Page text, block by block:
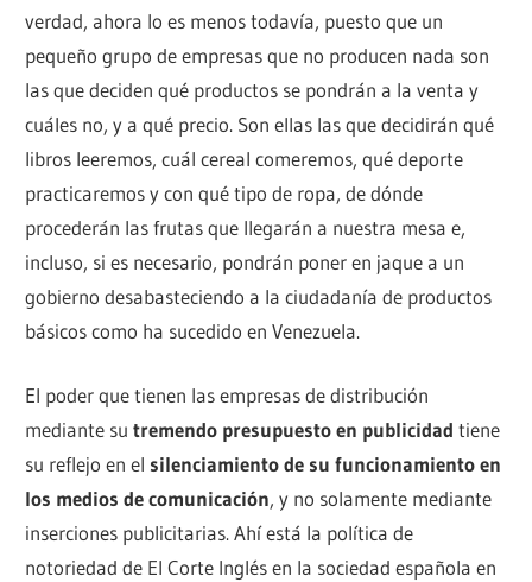
verdad, ahora lo es menos todavía, puesto que un
pequeño grupo de empresas que no producen nada son
las que deciden qué productos se pondrán a la venta y
cuáles no, y a qué precio. Son ellas las que decidirán qué
libros leeremos, cuál cereal comeremos, qué deporte
practicaremos y con qué tipo de ropa, de dónde
procederán las frutas que llegarán a nuestra mesa e,
incluso, si es necesario, pondrán poner en jaque a un
gobierno desabasteciendo a la ciudadanía de productos
básicos como ha sucedido en Venezuela.
El poder que tienen las empresas de distribución
mediante sutremendo presupuesto en publicidad tiene
su reflejo en el silenciamiento de su funcionamiento en
los medios de comunicación, y no solamente mediante
inserciones publicitarias. Ahí está la política de
notoriedad de El Corte Inglés en la sociedad española en